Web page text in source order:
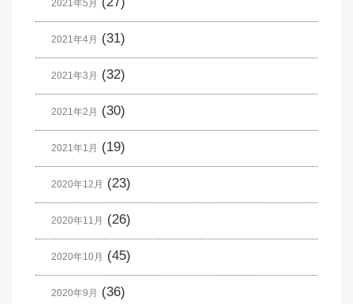
2021年5月
2021年4月 (31)
2021年3月 (32)
2021年2月 (30)
2021年1月 (19)
2020年12月 (23)
2020年11月 (26)
2020年10月 (45)
2020年9月 (36)